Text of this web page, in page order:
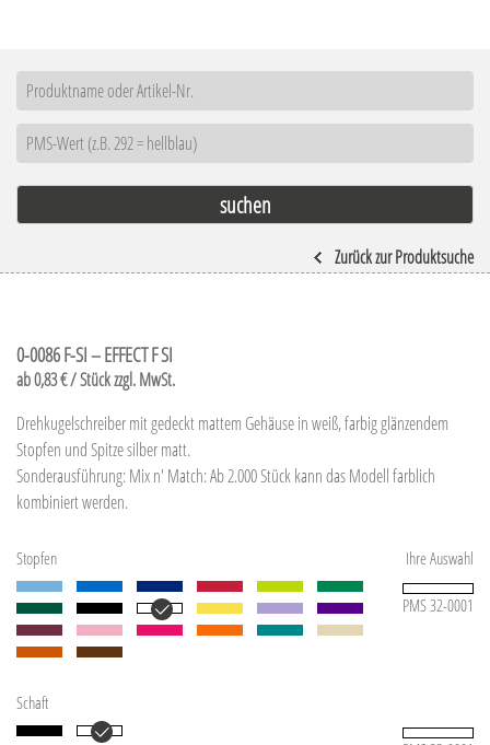
Zurück zur Produktsuche
0-0086 F-SI – EFFECT F SI
ab 0,83 € / Stück zzgl. MwSt.
Drehkugelschreiber mit gedeckt mattem Gehäuse in weiß, farbig glänzendem
Stopfen und Spitze silber matt.
Sonderausführung: Mix n' Match: Ab 2.000 Stück kann das Modell farblich
kombiniert werden.
Ihre Auswahl
Stopfen
PMS 32-0001
Schaft